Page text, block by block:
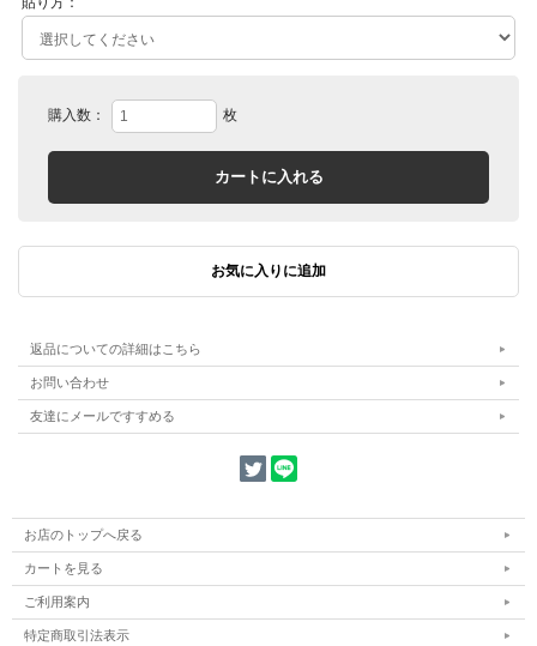
購入数： 枚
返品についての詳細はこちら
お問い合わせ
友達にメールですすめる
お店のトップへ戻る
カートを見る
ご利用案内
特定商取引法表示